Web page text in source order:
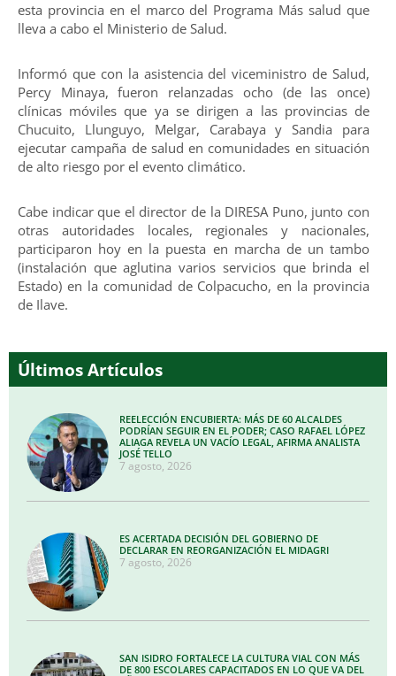
esta provincia en el marco del Programa Más salud que
lleva a cabo el Ministerio de Salud.
Informó que con la asistencia del viceministro de Salud,
Percy Minaya, fueron relanzadas ocho (de las once)
clínicas móviles que ya se dirigen a las provincias de
Chucuito, Llunguyo, Melgar, Carabaya y Sandia para
ejecutar campaña de salud en comunidades en situación
de alto riesgo por el evento climático.
Cabe indicar que el director de la DIRESA Puno, junto con
otras autoridades locales, regionales y nacionales,
participaron hoy en la puesta en marcha de un tambo
(instalación que aglutina varios servicios que brinda el
Estado) en la comunidad de Colpacucho, en la provincia
de Ilave.
Últimos Artículos
REELECCIÓN ENCUBIERTA: MÁS DE 60 ALCALDES
PODRÍAN SEGUIR EN EL PODER; CASO RAFAEL LÓPEZ
ALIAGA REVELA UN VACÍO LEGAL, AFIRMA ANALISTA
JOSÉ TELLO
7 agosto, 2026
ES ACERTADA DECISIÓN DEL GOBIERNO DE
DECLARAR EN REORGANIZACIÓN EL MIDAGRI
7 agosto, 2026
SAN ISIDRO FORTALECE LA CULTURA VIAL CON MÁS
DE 800 ESCOLARES CAPACITADOS EN LO QUE VA DEL